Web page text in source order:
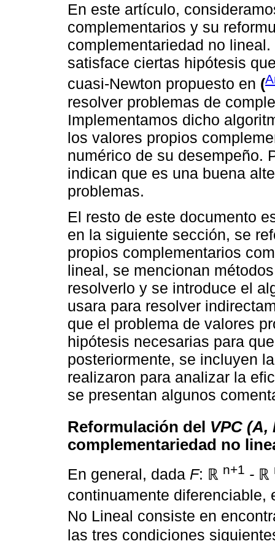
En este artículo,
complementarios y su
complementariedad no
satisface ciertas hipótesis
cuasi-Newton propuesto en (
resolver problemas de
Implementamos dicho
los valores propios
numérico de su desempeño.
indican que es una buena
problemas.
El resto de este documento
en la siguiente sección, se
propios complementarios
lineal, se mencionan
resolverlo y se introduce el
usara para resolver
que el problema de valores
hipótesis necesarias para
posteriormente, se incluyen
realizaron para analizar la
se presentan algunos
Reformulación del VPC (A,
complementariedad no
En general, dada F: ℝ n+1 - ℝ
continuamente diferenciable,
No Lineal consiste en
las tres condiciones